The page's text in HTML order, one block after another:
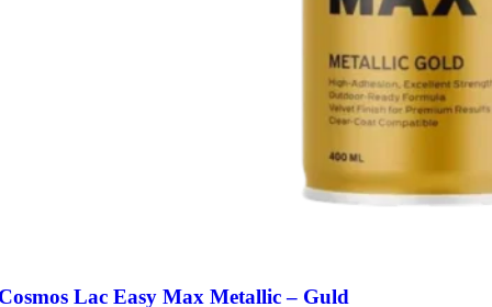
Lac Easy Max Metallic – Guld